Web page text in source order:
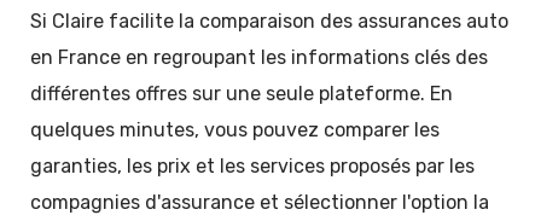
Si Claire facilite la comparaison des assurances auto
en France en regroupant les informations clés des
différentes offres sur une seule plateforme. En
quelques minutes, vous pouvez comparer les
garanties, les prix et les services proposés par les
compagnies d'assurance et sélectionner l'option la